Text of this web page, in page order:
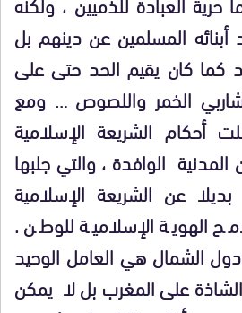
أبنائه المسلمين عن دينهم بل
كما كان يقيم الحد حتى على
الخمر واللصوص … ومع
أحكام الشريعة الإسلامية
الوافدة ، والتي جلبها
عن الشريعة الإسلامية
الهوية الإسلامية للوطن .
الشمال هي العامل الوحيد
على المغرب بل لا يمكن